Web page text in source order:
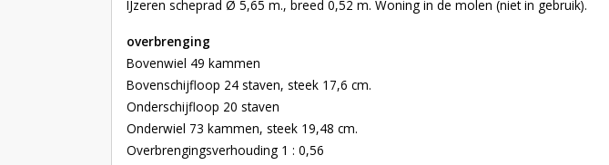
IJzeren scheprad Ø 5,65 m., breed 0,52 m. Woning in de molen (niet in gebruik).
overbrenging
Bovenwiel 49 kammen
Bovenschijfloop 24 staven, steek 17,6 cm.
Onderschijfloop 20 staven
Onderwiel 73 kammen, steek 19,48 cm.
Overbrengingsverhouding 1 : 0,56